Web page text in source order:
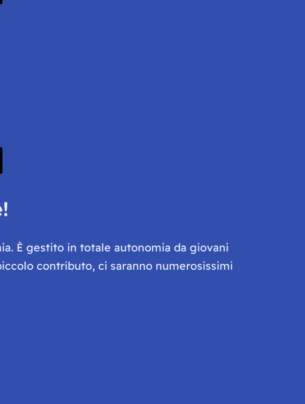
È gestito in totale autonomia da giovani
contributo, ci saranno numerosissimi